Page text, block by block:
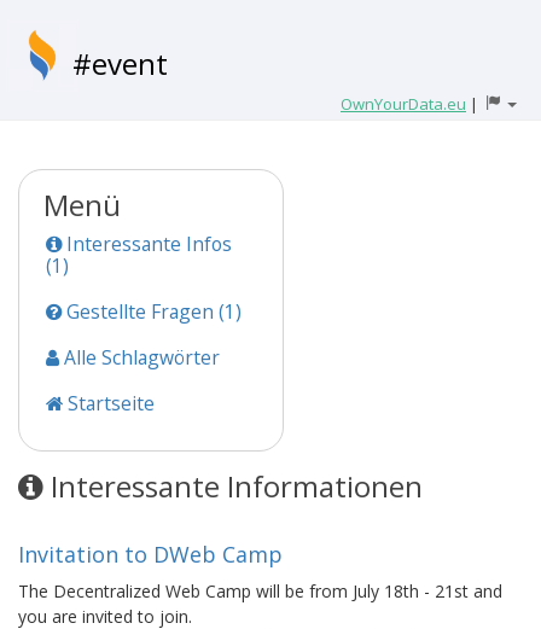
#event
OwnYourData.eu |
Menü
Interessante Infos
(1)
Gestellte Fragen (1)
Alle Schlagwörter
Startseite
Interessante Informationen
Invitation to DWeb Camp
The Decentralized Web Camp will be from July 18th - 21st and
you are invited to join.